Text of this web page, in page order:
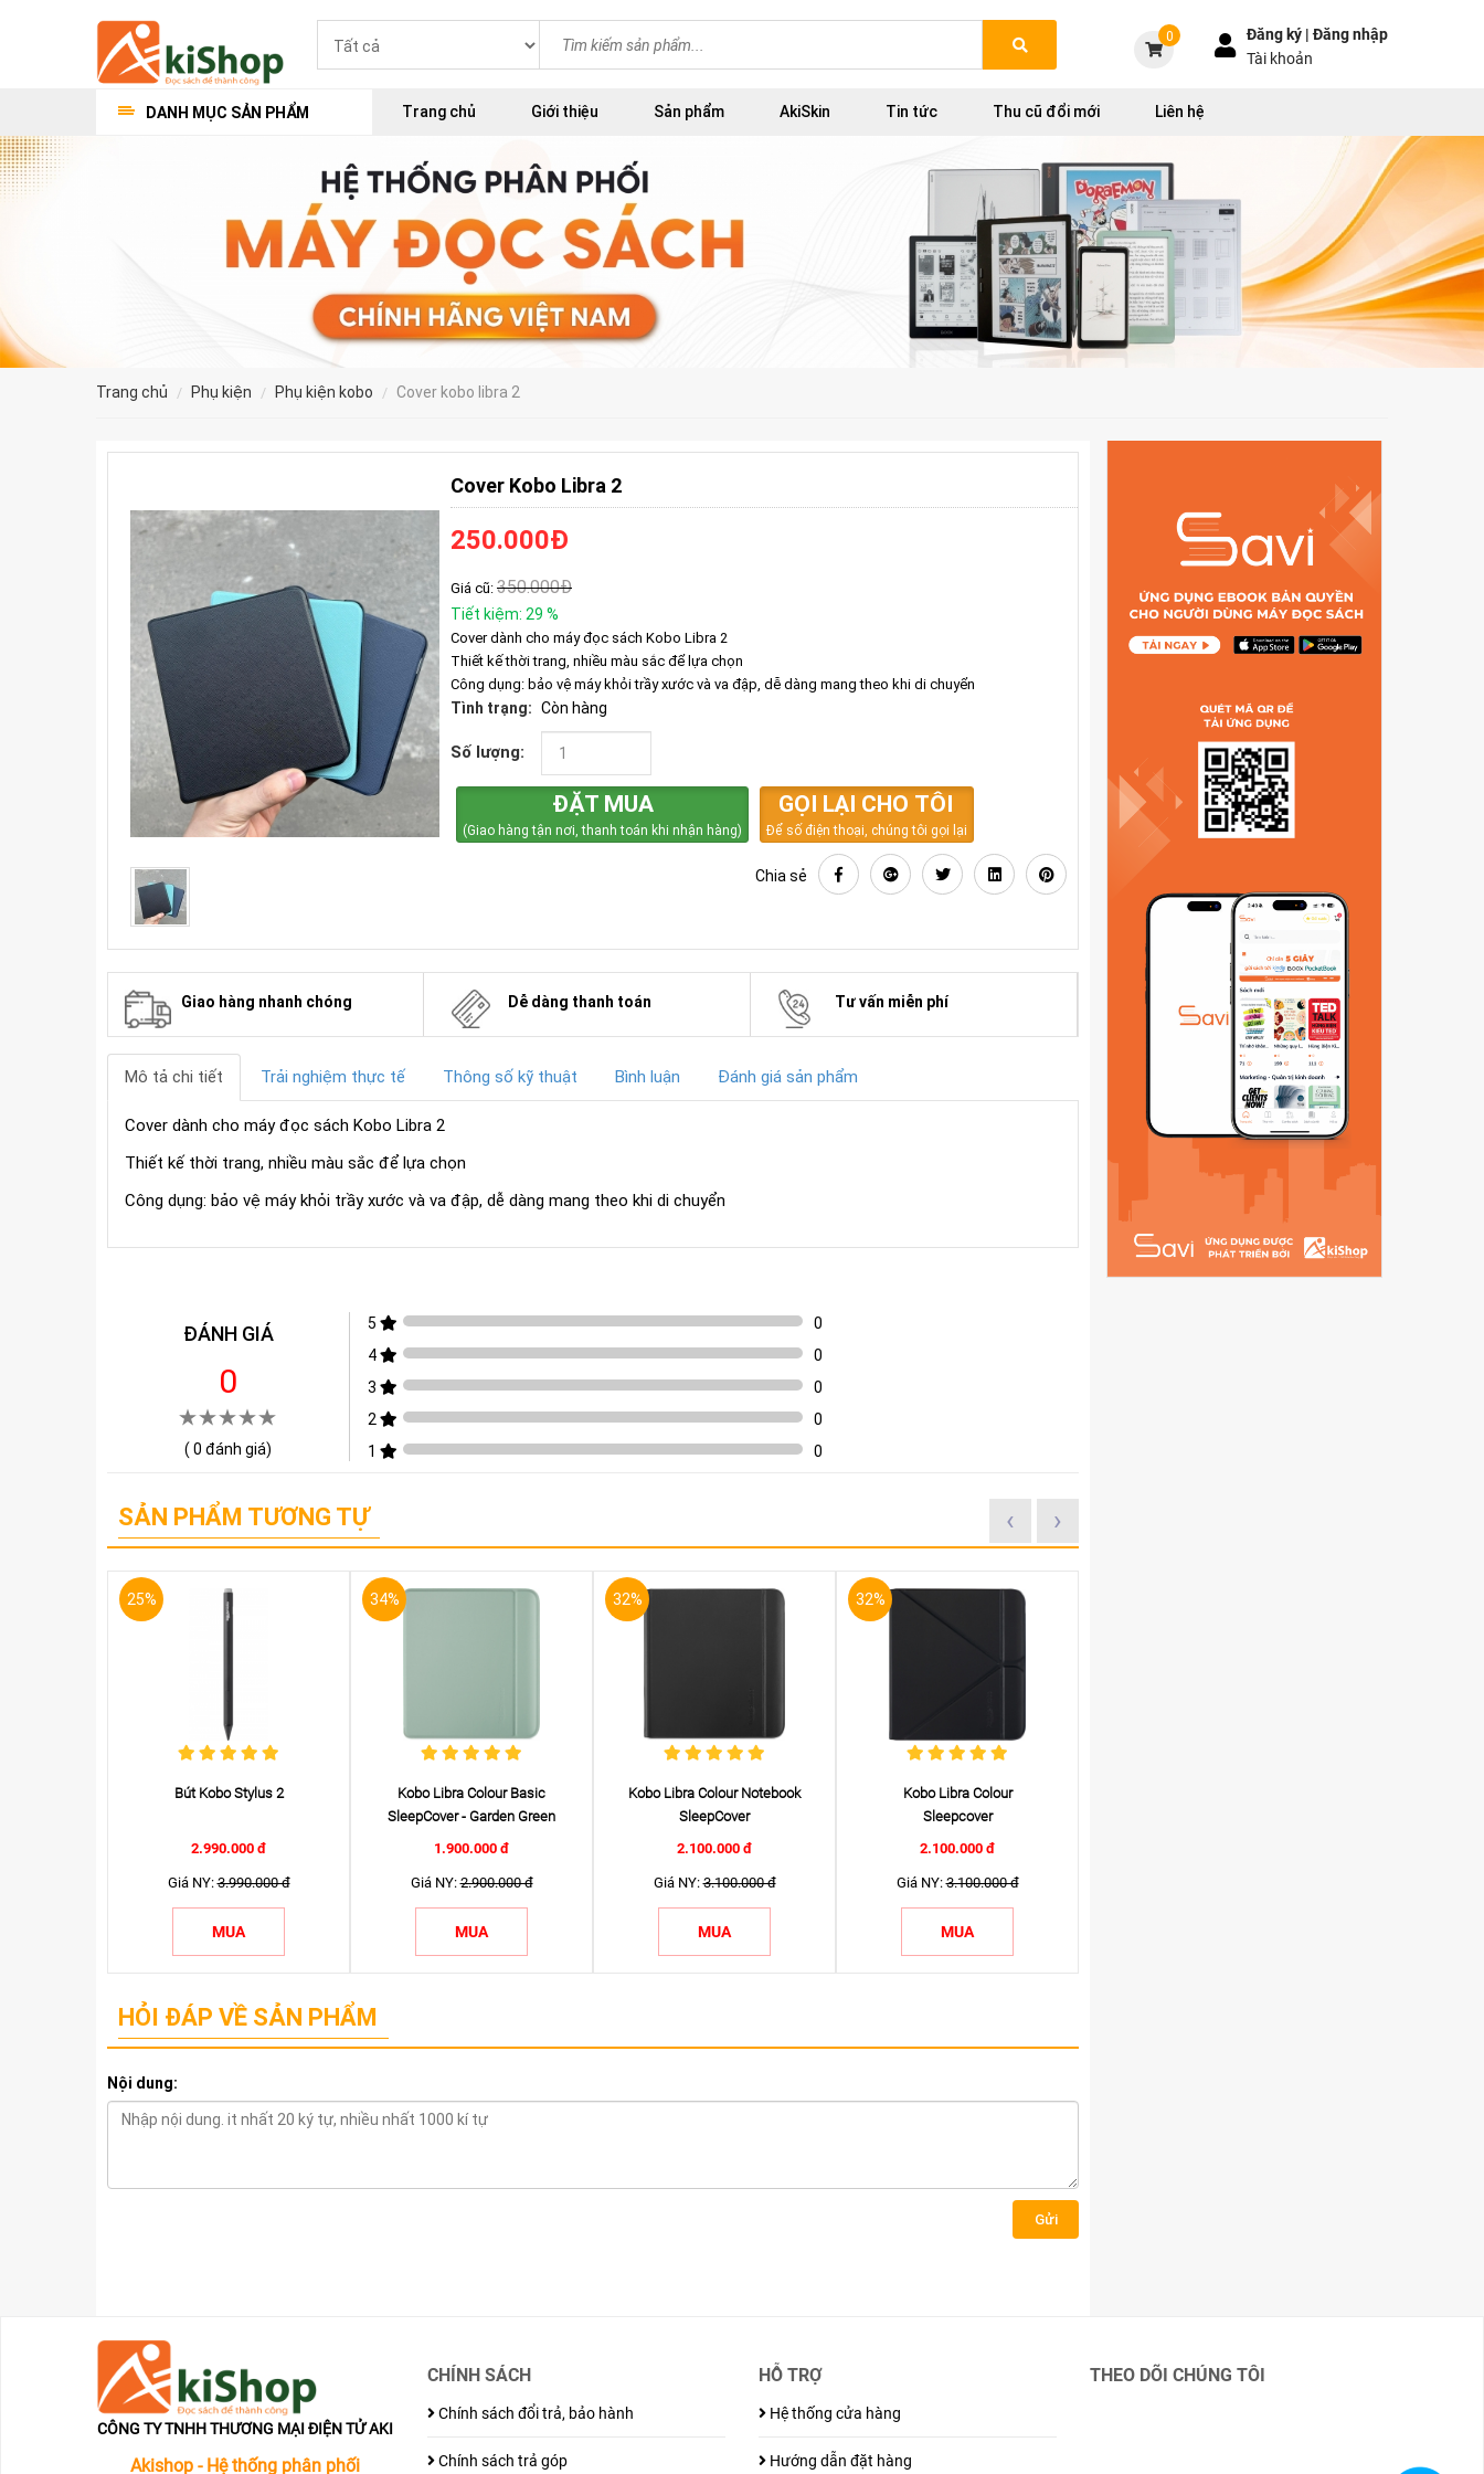
0 Đăng ký |Đăng nhập
Tài khoản
DANH MỤC SẢN PHẨM Trang chủ Giới thiệu Sản phẩm AkiSkin Tin tức Thu cũ đổi mới Liên hệ
trang chủ phụ kiện phụ kiện kobo cover kobo libra 2
Cover Kobo Libra 2
250.000Đ
Giá cũ: 350.000Đ
Tiết kiệm: 29 %
Cover dành cho máy đọc sách Kobo Libra 2
Thiết kế thời trang, nhiều màu sắc để lựa chọn
Công dụng: bảo vệ máy khỏi trầy xước và va đập, dễ dàng mang theo khi di chuyển
Tình trạng: Còn hàng
Số lượng:
ĐẶT MUA
(Giao hàng tận nơi, thanh toán khi nhận hàng)
GỌI LẠI CHO TÔI
Để số điện thoại, chúng tôi gọi lại
Chia sẻ
Giao hàng nhanh chóng Dễ dàng thanh toán Tư vấn miễn phí Hỗ trợ kỹ thuật trọn đời
Mô tả chi tiết Trải nghiệm thực tế Thông số kỹ thuật Bình luận Đánh giá sản phẩm
Cover dành cho máy đọc sách Kobo Libra 2
Thiết kế thời trang, nhiều màu sắc để lựa chọn
Công dụng: bảo vệ máy khỏi trầy xước và va đập, dễ dàng mang theo khi di chuyển
ĐÁNH GIÁ
0
( 0 đánh giá)
5
0
4
0
3
0
2
0
1
0
SẢN PHẨM TƯƠNG TỰ
25%
Bút Kobo Stylus 2
2.990.000 đ
Giá NY:3.990.000 đ
MUA
34%
Kobo Libra Colour Basic
SleepCover - Garden Green
1.900.000 đ
Giá NY:2.900.000 đ
MUA
32%
Kobo Libra Colour Notebook
SleepCover
2.100.000 đ
Giá NY:3.100.000 đ
MUA
32%
Kobo Libra Colour
Sleepcover
2.100.000 đ
Giá NY:3.100.000 đ
MUA
‹ ›
HỎI ĐÁP VỀ SẢN PHẨM
Nội dung:
Gửi
CÔNG TY TNHH THƯƠNG MẠI ĐIỆN TỬ AKI
Akishop - Hệ thống phân phối
CHÍNH SÁCH
Chính sách đổi trả, bảo hành
Chính sách trả góp
HỖ TRỢ
Hệ thống cửa hàng
Hướng dẫn đặt hàng
THEO DÕI CHÚNG TÔI